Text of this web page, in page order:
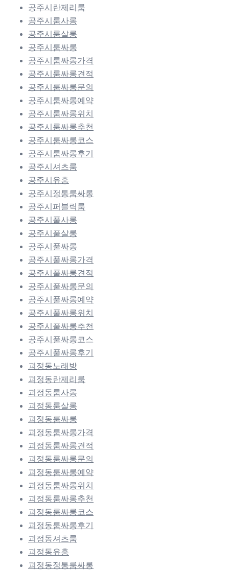
공주시란제리룸
공주시룸사롱
공주시룸살롱
공주시룸싸롱
공주시룸싸롱가격
공주시룸싸롱견적
공주시룸싸롱문의
공주시룸싸롱예약
공주시룸싸롱위치
공주시룸싸롱추천
공주시룸싸롱코스
공주시룸싸롱후기
공주시셔츠룸
공주시유흥
공주시정통룸싸롱
공주시퍼블릭룸
공주시풀사롱
공주시풀살롱
공주시풀싸롱
공주시풀싸롱가격
공주시풀싸롱견적
공주시풀싸롱문의
공주시풀싸롱예약
공주시풀싸롱위치
공주시풀싸롱추천
공주시풀싸롱코스
공주시풀싸롱후기
괴정동노래방
괴정동란제리룸
괴정동룸사롱
괴정동룸살롱
괴정동룸싸롱
괴정동룸싸롱가격
괴정동룸싸롱견적
괴정동룸싸롱문의
괴정동룸싸롱예약
괴정동룸싸롱위치
괴정동룸싸롱추천
괴정동룸싸롱코스
괴정동룸싸롱후기
괴정동셔츠룸
괴정동유흥
괴정동정통룸싸롱